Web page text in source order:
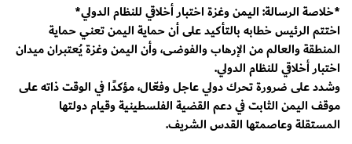
*خلاصة الرسالة: اليمن وغزة اختبار أخلاقي للنظام الدولي*
اختتم الرئيس خطابه بالتأكيد على أن حماية اليمن تعني حماية
المنطقة والعالم من الإرهاب والفوضى، وأن اليمن وغزة يُعتبران ميدان
اختبار أخلاقي للنظام الدولي.
وشدد على ضرورة تحرك دولي عاجل وفعّال، مؤكدًا في الوقت ذاته على
موقف اليمن الثابت في دعم القضية الفلسطينية وقيام دولتها
المستقلة وعاصمتها القدس الشريف.